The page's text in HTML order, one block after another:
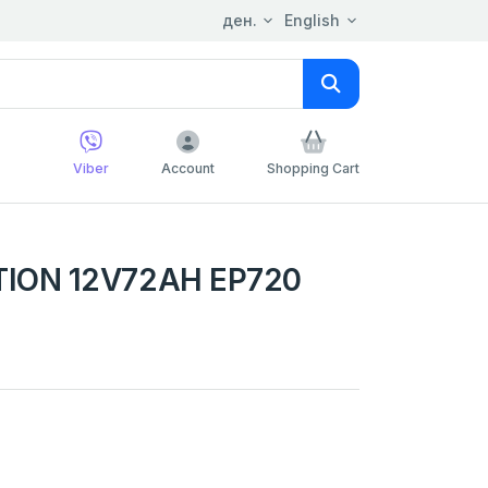
ден. English
Viber Account Shopping Cart
12V72AH EP720